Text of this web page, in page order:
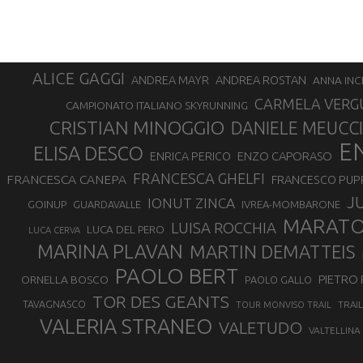
ALICE GAGGI ANDREA MAYR ANDREA ROSTAN ANNA
CAMPIONATO ITALIANO SKYRUNNING CARMELA
CRISTIAN MINOGGIO DANIELE MEUCCI
ELISA DESCO ENRICA PERICO ENZO CAPORASO
FRANCESCA CANEPA FRANCESCA GHELFI FRANCESCO
GOINUP GUARDAVALLE IONUT ZINCA IVREA-MOMBARONE
LUCA CERVA LUCA DEL PERO LUISA ROCCHIA
MARINA PLAVAN MARTIN DEMATTEIS
ORNELLA BOSCO PAOLO BERT PAOLO GALLO PIETRO
TAVAGNASCO TOR DES GEANTS TOUR MONVISO TRAIL
VALERIA STRANEO VALETUDO VALTELLINA